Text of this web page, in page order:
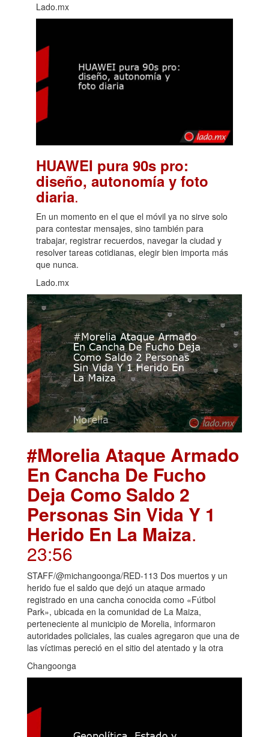
Lado.mx
HUAWEI pura 90s pro:
diseño, autonomía y foto
diaria.
En un momento en el que el móvil ya no sirve solo
para contestar mensajes, sino también para
trabajar, registrar recuerdos, navegar la ciudad y
resolver tareas cotidianas, elegir bien importa más
que nunca.
Lado.mx
#Morelia Ataque Armado
En Cancha De Fucho
Deja Como Saldo 2
Personas Sin Vida Y 1
Herido En La Maiza.
23:56
STAFF/@michangoonga/RED-113 Dos muertos y un
herido fue el saldo que dejó un ataque armado
registrado en una cancha conocida como «Fútbol
Park», ubicada en la comunidad de La Maiza,
perteneciente al municipio de Morelia, informaron
autoridades policiales, las cuales agregaron que una de
las víctimas pereció en el sitio del atentado y la otra
Changoonga